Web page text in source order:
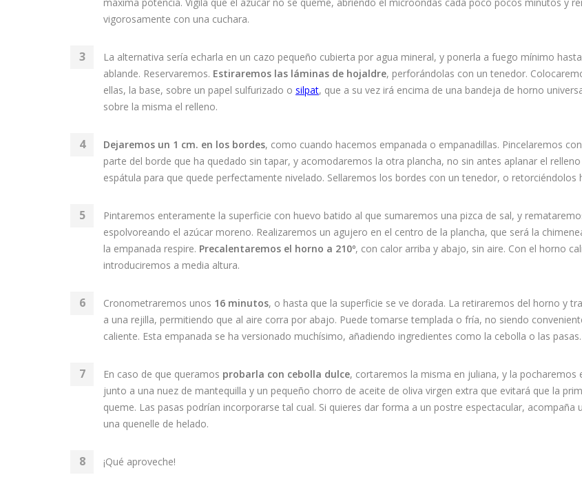
vigorosamente con una cuchara.
La alternativa sería echarla en un cazo pequeño cubierta por agua mineral, y ponerla a fuego mínimo
ablande. Reservaremos. Estiraremos las láminas de hojaldre, perforándolas con un tenedor.
ellas, la base, sobre un papel sulfurizado o silpat, que a su vez irá encima de una bandeja de horno
sobre la misma el relleno.
Dejaremos un 1 cm. en los bordes, como cuando hacemos empanada o empanadillas. Pincelaremos
parte del borde que ha quedado sin tapar, y acomodaremos la otra plancha, no sin antes aplanar el
espátula para que quede perfectamente nivelado. Sellaremos los bordes con un tenedor, o retorciéndolos
Pintaremos enteramente la superficie con huevo batido al que sumaremos una pizca de sal, y
espolvoreando el azúcar moreno. Realizaremos un agujero en el centro de la plancha, que será la
la empanada respire. Precalentaremos el horno a 210º, con calor arriba y abajo, sin aire. Con el horno
introduciremos a media altura.
Cronometraremos unos 16 minutos, o hasta que la superficie se ve dorada. La retiraremos del horno y
a una rejilla, permitiendo que al aire corra por abajo. Puede tomarse templada o fría, no siendo
caliente. Esta empanada se ha versionado muchísimo, añadiendo ingredientes como la cebolla o las pasas.
En caso de que queramos probarla con cebolla dulce, cortaremos la misma en juliana, y la pocharemos
junto a una nuez de mantequilla y un pequeño chorro de aceite de oliva virgen extra que evitará que la
queme. Las pasas podrían incorporarse tal cual. Si quieres dar forma a un postre espectacular, acompaña
una quenelle de helado.
¡Qué aproveche!